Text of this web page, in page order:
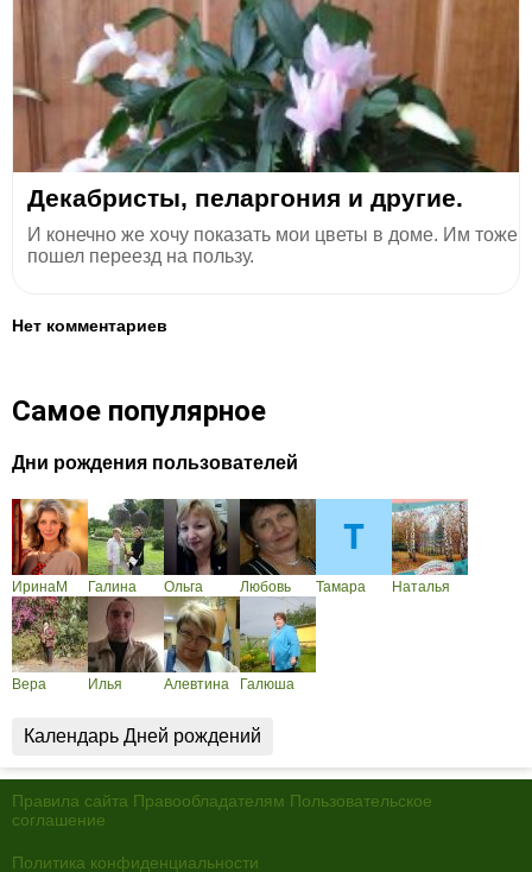
Декабристы, пеларгония и другие.
И конечно же хочу показать мои цветы в доме. Им тоже
пошел переезд на пользу.
Нет комментариев
Самое популярное
Дни рождения пользователей
ИринаМ Галина Ольга Любовь Тамара Наталья
Вера Илья Алевтина Галюша
Календарь Дней рождений
Правила сайта Правообладателям Пользовательское
соглашение
Политика конфиденциальности